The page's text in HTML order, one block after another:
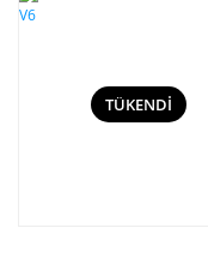
TÜKENDİ